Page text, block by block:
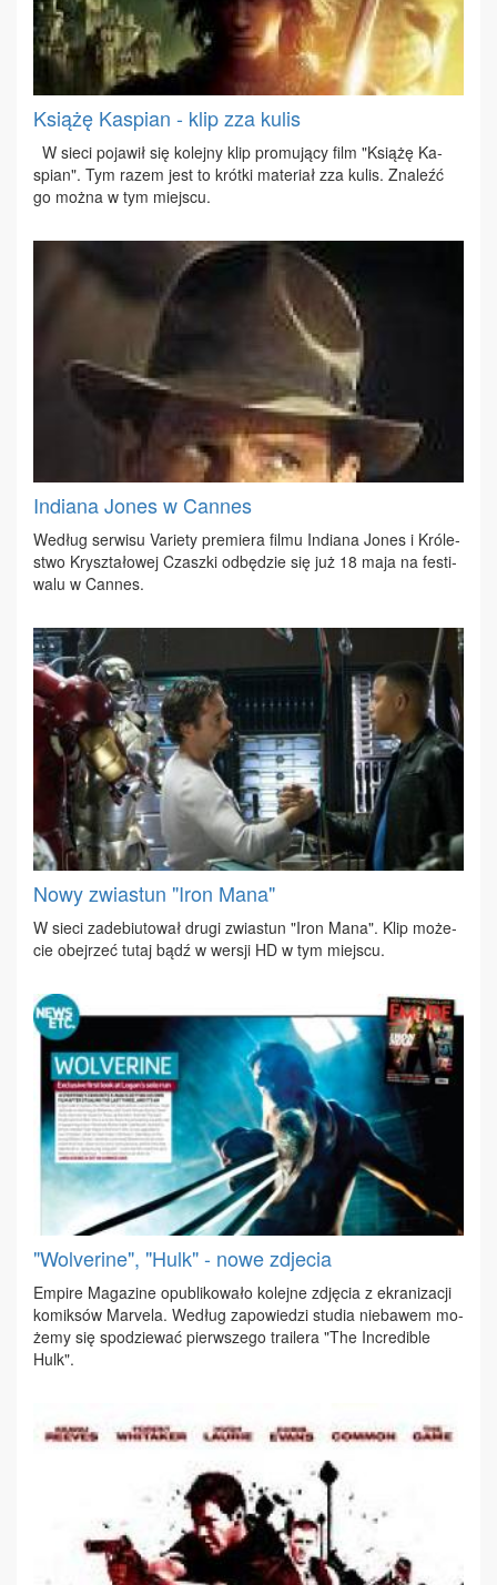
Książę Kaspian - klip zza kulis
W sie­ci po­ja­wił się ko­lej­ny klip pro­mu­ją­cy film "Ksią­żę Ka­
spian". Tym ra­zem jest to krót­ki ma­te­riał zza ku­lis. Zna­leźć
go moż­na w tym miej­scu.
Indiana Jones w Cannes
We­dług ser­wi­su Va­rie­ty pre­mie­ra fil­mu In­dia­na Jo­nes i Kró­le­
stwo Krysz­ta­ło­wej Czasz­ki od­bę­dzie się już 18 ma­ja na fe­sti­
wa­lu w Can­nes.
Nowy zwiastun "Iron Mana"
W sie­ci za­de­biu­to­wał dru­gi zwia­stun "Iron Ma­na". Klip mo­że­
cie obej­rzeć tu­taj bądź w wer­sji HD w tym miej­scu.
"Wolverine", "Hulk" - nowe zdjecia
Em­pi­re Ma­ga­zi­ne opu­bli­ko­wa­ło ko­lej­ne zdję­cia z ekra­ni­za­cji
ko­mik­sów Ma­rve­la. We­dług za­po­wie­dzi stu­dia nie­ba­wem mo­
że­my się spo­dzie­wać pierw­sze­go tra­ile­ra "The In­cre­di­ble
Hulk".